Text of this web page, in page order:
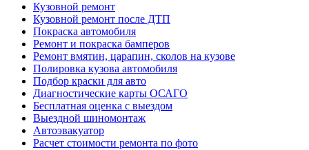
Кузовной ремонт
Кузовной ремонт после ДТП
Покраска автомобиля
Ремонт и покраска бамперов
Ремонт вмятин, царапин, сколов на кузове
Полировка кузова автомобиля
Подбор краски для авто
Диагностические карты ОСАГО
Бесплатная оценка с выездом
Выездной шиномонтаж
Автоэвакуатор
Расчет стоимости ремонта по фото